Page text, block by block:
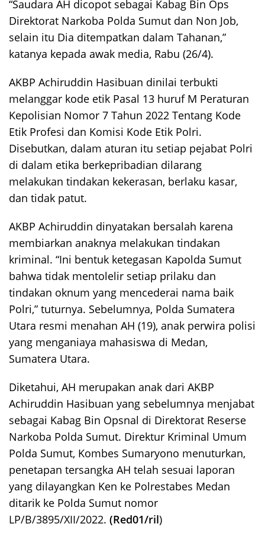
“Saudara AH dicopot sebagai Kabag Bin Ops
Direktorat Narkoba Polda Sumut dan Non Job,
selain itu Dia ditempatkan dalam Tahanan,”
katanya kepada awak media, Rabu (26/4).
AKBP Achiruddin Hasibuan dinilai terbukti
melanggar kode etik Pasal 13 huruf M Peraturan
Kepolisian Nomor 7 Tahun 2022 Tentang Kode
Etik Profesi dan Komisi Kode Etik Polri.
Disebutkan, dalam aturan itu setiap pejabat Polri
di dalam etika berkepribadian dilarang
melakukan tindakan kekerasan, berlaku kasar,
dan tidak patut.
AKBP Achiruddin dinyatakan bersalah karena
membiarkan anaknya melakukan tindakan
kriminal. “Ini bentuk ketegasan Kapolda Sumut
bahwa tidak mentolelir setiap prilaku dan
tindakan oknum yang mencederai nama baik
Polri,” tuturnya. Sebelumnya, Polda Sumatera
Utara resmi menahan AH (19), anak perwira polisi
yang menganiaya mahasiswa di Medan,
Sumatera Utara.
Diketahui, AH merupakan anak dari AKBP
Achiruddin Hasibuan yang sebelumnya menjabat
sebagai Kabag Bin Opsnal di Direktorat Reserse
Narkoba Polda Sumut. Direktur Kriminal Umum
Polda Sumut, Kombes Sumaryono menuturkan,
penetapan tersangka AH telah sesuai laporan
yang dilayangkan Ken ke Polrestabes Medan
ditarik ke Polda Sumut nomor
LP/B/3895/XII/2022. (Red01/ril)